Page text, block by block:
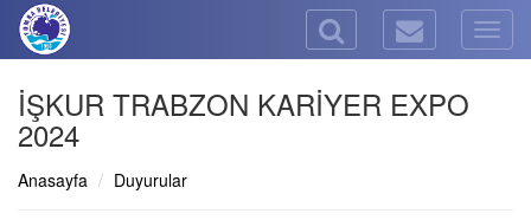
İŞKUR TRABZON KARİYER EXPO
2024
Anasayfa Duyurular